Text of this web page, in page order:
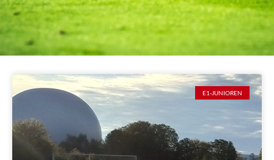
E1-JUNIOREN